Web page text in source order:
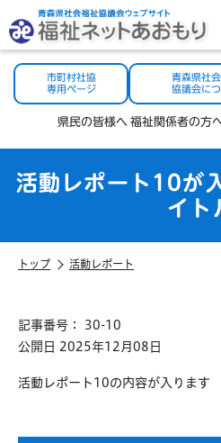
市町村社協
専用ページ
青森県社
協議会に
県民の皆様へ 福祉関係者の方
活動レポート10が
イト
トップ 活動レポート
記事番号： 30-10
公開日 2025年12月08日
活動レポート10の内容が入ります